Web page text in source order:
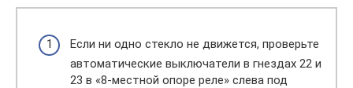
Если ни одно стекло не движется, проверьте
автоматические выключатели в гнездах 22 и
23 в «8-местной опоре реле» слева под